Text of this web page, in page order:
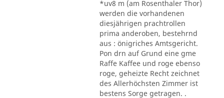
*uv8 m (am Rosenthaler Thor)
werden die vorhandenen
diesjährigen prachtrollen
prima anderoben, bestehrnd
aus : önigriches Amtsgericht.
Pon drn auf Grund eine gme
Raffe Kaffee und roge ebenso
roge, geheizte Recht zeichnet
des Allerhöchsten Zimmer ist
bestens Sorge getragen. .